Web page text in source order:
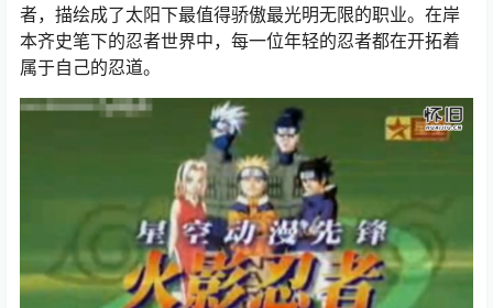
者，描绘成了太阳下最值得骄傲最光明无限的职业。在岸
本齐史笔下的忍者世界中，每一位年轻的忍者都在开拓着
属于自己的忍道。